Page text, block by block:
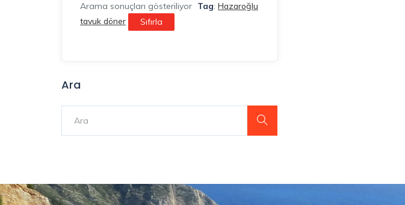
Arama sonuçları gösteriliyor Tag: Hazaroğlu
tavuk döner
Sıfırla
Ara